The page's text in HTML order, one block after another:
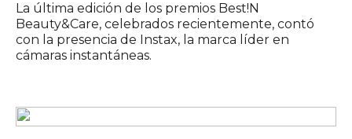
La última edición de los premios Best!N
Beauty&Care, celebrados recientemente, contó
con la presencia de Instax, la marca líder en
cámaras instantáneas.